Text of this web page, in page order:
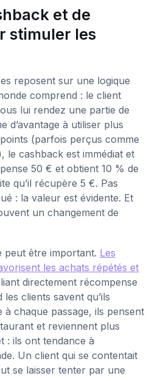
et de
stimuler les
reposent sur une logique
comprend : le client
lui rendez une partie de
d’avantage à utiliser plus
(parfois perçus comme
le cashback est immédiat et
50 € et obtient 10 % de
qu’il récupère 5 €. Pas
: la valeur est évidente. Et
un changement de
peut être important. Les
les achats répétés et
directement récompense
clients savent qu’ils
à chaque passage, ils pensent
et reviennent plus
: ils ont tendance à
Un client qui se contentait
se laisser tenter par une